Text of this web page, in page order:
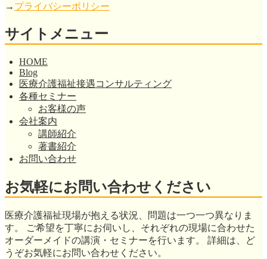
→ プライバシーポリシー
サイトメニュー
HOME
Blog
医療介護福祉接遇コンサルティング
各種セミナー
お客様の声
会社案内
講師紹介
著書紹介
お問い合わせ
お気軽にお問い合わせください
医療介護福祉現場が抱える状況、問題は一つ一つ異なりま
す。 ご希望を丁寧にお伺いし、それぞれの現場に合わせた
オーダーメイドの講演・セミナーを行います。 詳細は、ど
うぞお気軽にお問い合わせください。